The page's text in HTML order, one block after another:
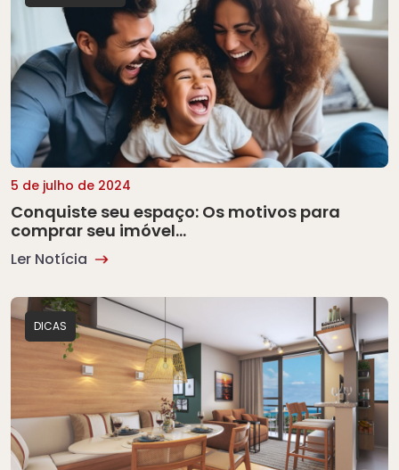
5 de julho de 2024
Conquiste seu espaço: Os motivos para
comprar seu imóvel…
Ler Notícia
DICAS